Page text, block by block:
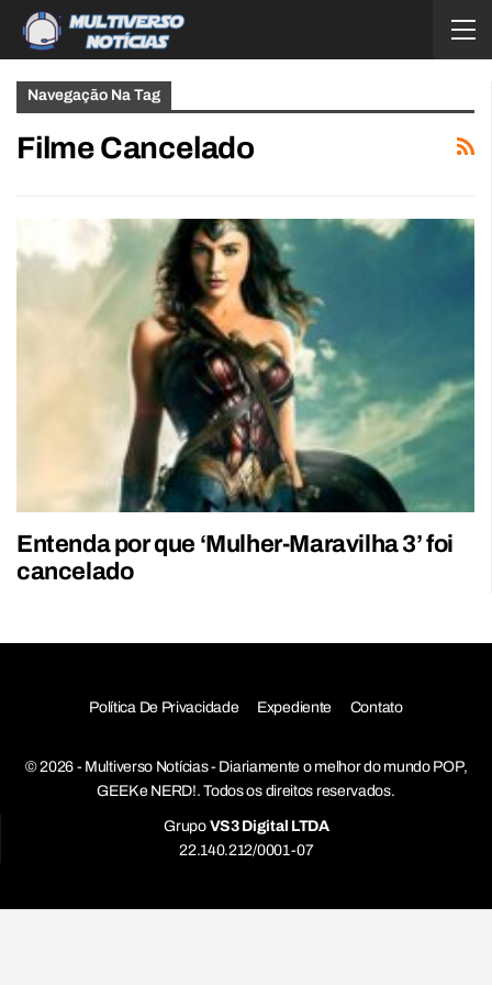
Navegação Na Tag
Filme Cancelado
Entenda por que ‘Mulher-Maravilha 3’ foi
cancelado
Política De Privacidade Expediente Contato
© 2026 - Multiverso Notícias - Diariamente o melhor do mundo POP,
GEEK e NERD!. Todos os direitos reservados.
Grupo VS3 Digital LTDA
22.140.212/0001-07